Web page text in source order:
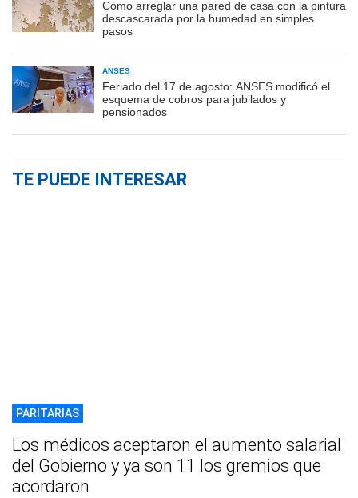
Cómo arreglar una pared de casa con la pintura
descascarada por la humedad en simples
pasos
ANSES
Feriado del 17 de agosto: ANSES modificó el
esquema de cobros para jubilados y
pensionados
TE PUEDE INTERESAR
PARITARIAS
Los médicos aceptaron el aumento salarial
del Gobierno y ya son 11 los gremios que
acordaron